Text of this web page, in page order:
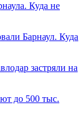
Куда не
Барнаул. Куда
застряли на
до 500 тыс.